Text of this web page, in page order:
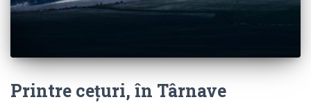
Printre cețuri, în Târnave